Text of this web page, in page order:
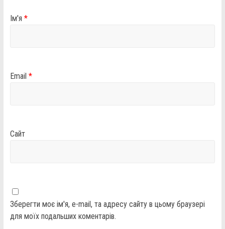
Ім'я *
Email *
Сайт
Зберегти моє ім'я, e-mail, та адресу сайту в цьому браузері
для моїх подальших коментарів.